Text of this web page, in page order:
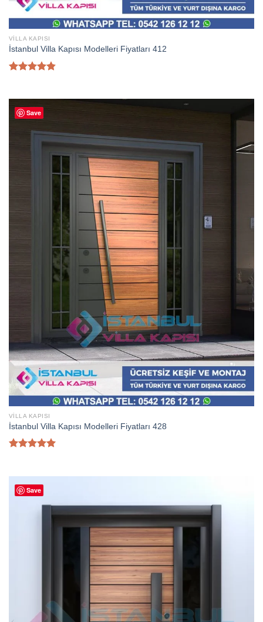
VILLA KAPISI
İstanbul Villa Kapısı Modelleri Fiyatları 412
4.80oy
aldı
Save
VILLA KAPISI
İstanbul Villa Kapısı Modelleri Fiyatları 428
aldı
Save